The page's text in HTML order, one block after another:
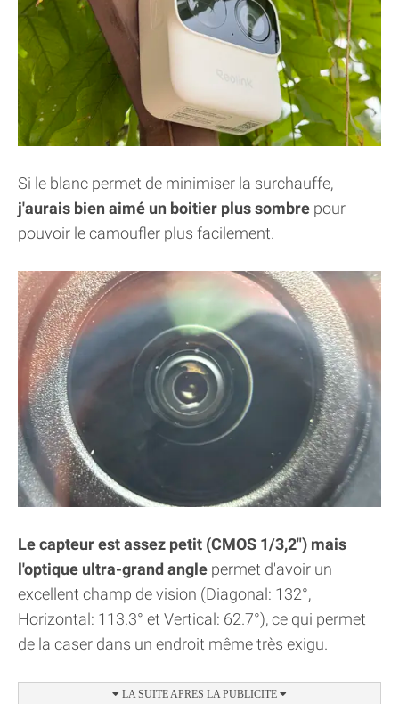
Si le blanc permet de minimiser la surchauffe,
j'aurais bien aimé un boitier plus sombre pour
pouvoir le camoufler plus facilement.
Le capteur est assez petit (CMOS 1/3,2") mais
l'optique ultra-grand angle permet d'avoir un
excellent champ de vision (Diagonal: 132°,
Horizontal: 113.3° et Vertical: 62.7°), ce qui permet
de la caser dans un endroit même très exigu.